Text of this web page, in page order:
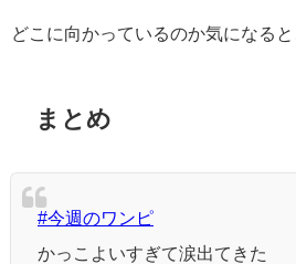
どこに向かっているのか気になると
まとめ
#今週のワンピ
かっこよいすぎて涙出てきた